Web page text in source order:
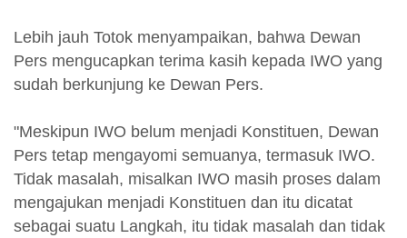
Lebih jauh Totok menyampaikan, bahwa Dewan
Pers mengucapkan terima kasih kepada IWO yang
sudah berkunjung ke Dewan Pers.
"Meskipun IWO belum menjadi Konstituen, Dewan
Pers tetap mengayomi semuanya, termasuk IWO.
Tidak masalah, misalkan IWO masih proses dalam
mengajukan menjadi Konstituen dan itu dicatat
sebagai suatu Langkah, itu tidak masalah dan tidak